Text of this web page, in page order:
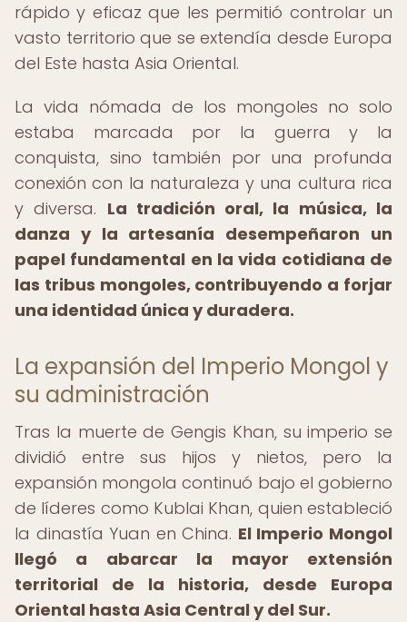
rápido y eficaz que les permitió controlar un
vasto territorio que se extendía desde Europa
del Este hasta Asia Oriental.
La vida nómada de los mongoles no solo
estaba marcada por la guerra y la
conquista, sino también por una profunda
conexión con la naturaleza y una cultura rica
y diversa. La tradición oral, la música, la
danza y la artesanía desempeñaron un
papel fundamental en la vida cotidiana de
las tribus mongoles, contribuyendo a forjar
una identidad única y duradera.
La expansión del Imperio Mongol y
su administración
Tras la muerte de Gengis Khan, su imperio se
dividió entre sus hijos y nietos, pero la
expansión mongola continuó bajo el gobierno
de líderes como Kublai Khan, quien estableció
la dinastía Yuan en China. El Imperio Mongol
llegó a abarcar la mayor extensión
territorial de la historia, desde Europa
Oriental hasta Asia Central y del Sur.